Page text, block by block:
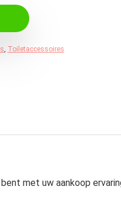
, Toiletaccessoires
met uw aankoop